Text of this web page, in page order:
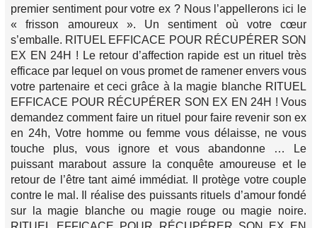
premier sentiment pour votre ex ? Nous l’appellerons ici le
« frisson amoureux ». Un sentiment où votre cœur
s’emballe. RITUEL EFFICACE POUR RÉCUPÉRER SON
EX EN 24H ! Le retour d’affection rapide est un rituel très
efficace par lequel on vous promet de ramener envers vous
votre partenaire et ceci grâce à la magie blanche RITUEL
EFFICACE POUR RÉCUPÉRER SON EX EN 24H ! Vous
demandez comment faire un rituel pour faire revenir son ex
en 24h, Votre homme ou femme vous délaisse, ne vous
touche plus, vous ignore et vous abandonne … Le
puissant marabout assure la conquête amoureuse et le
retour de l’être tant aimé immédiat. Il protège votre couple
contre le mal. Il réalise des puissants rituels d’amour fondé
sur la magie blanche ou magie rouge ou magie noire.